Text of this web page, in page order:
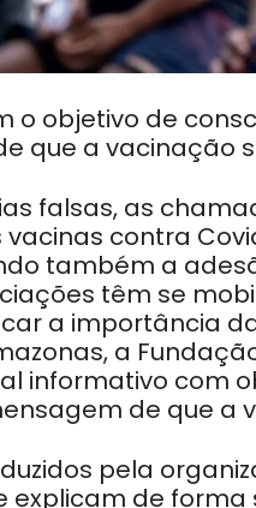
o objetivo de
que a vacinação
falsas, as
contra
também a
têm se
a importância
a
informativo com
de que a
pela
explicam de